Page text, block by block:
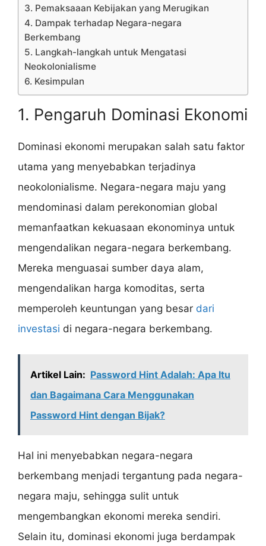
3. Pemaksaaan Kebijakan yang Merugikan
4. Dampak terhadap Negara-negara
Berkembang
5. Langkah-langkah untuk Mengatasi
Neokolonialisme
6. Kesimpulan
1. Pengaruh Dominasi Ekonomi
Dominasi ekonomi merupakan salah satu faktor
utama yang menyebabkan terjadinya
neokolonialisme. Negara-negara maju yang
mendominasi dalam perekonomian global
memanfaatkan kekuasaan ekonominya untuk
mengendalikan negara-negara berkembang.
Mereka menguasai sumber daya alam,
mengendalikan harga komoditas, serta
memperoleh keuntungan yang besar dari
investasi di negara-negara berkembang.
Artikel Lain: Password Hint Adalah: Apa Itu
dan Bagaimana Cara Menggunakan
Password Hint dengan Bijak?
Hal ini menyebabkan negara-negara
berkembang menjadi tergantung pada negara-
negara maju, sehingga sulit untuk
mengembangkan ekonomi mereka sendiri.
Selain itu, dominasi ekonomi juga berdampak